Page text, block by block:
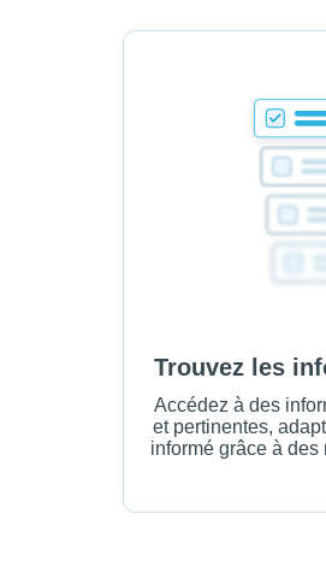
Trouvez les
Accédez à des
et pertinentes,
informé grâce à des